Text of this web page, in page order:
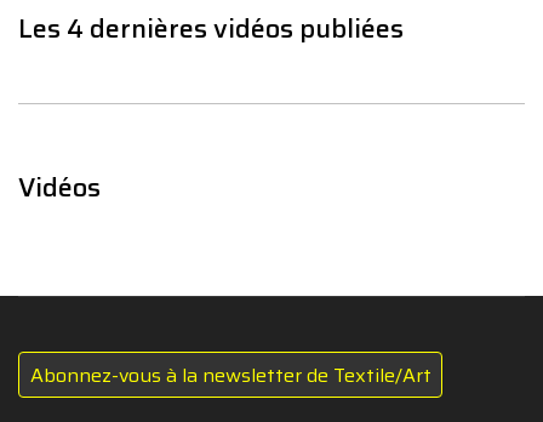
Les 4 dernières vidéos publiées
Vidéos
Abonnez-vous à la newsletter de Textile/Art